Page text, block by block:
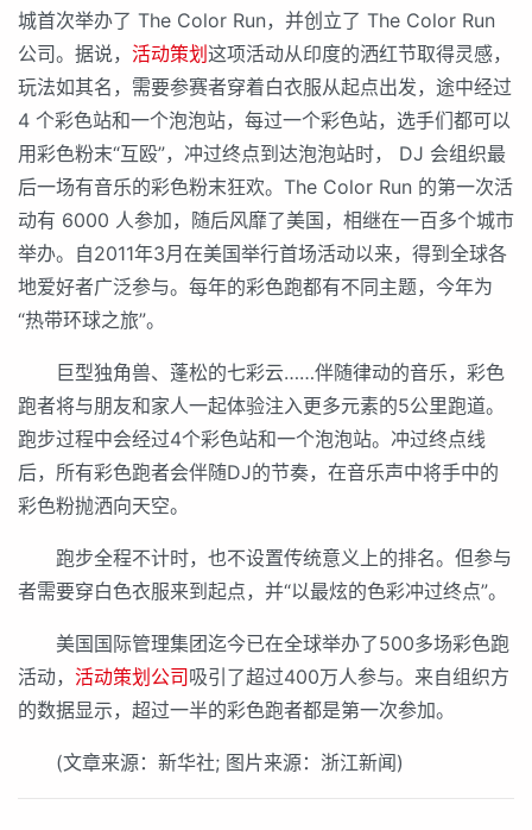
城首次举办了 The Color Run，并创立了 The Color Run
公司。据说， 活动策划这项活动从印度的洒红节取得灵感，
玩法如其名，需要参赛者穿着白衣服从起点出发，途中经过
4 个彩色站和一个泡泡站，每过一个彩色站，选手们都可以
用彩色粉末“互殴”，冲过终点到达泡泡站时， DJ 会组织最
后一场有音乐的彩色粉末狂欢。The Color Run 的第一次活
动有 6000 人参加，随后风靡了美国，相继在一百多个城市
举办。自2011年3月在美国举行首场活动以来，得到全球各
地爱好者广泛参与。每年的彩色跑都有不同主题，今年为
“热带环球之旅”。
巨型独角兽、蓬松的七彩云……伴随律动的音乐，彩色
跑者将与朋友和家人一起体验注入更多元素的5公里跑道。
跑步过程中会经过4个彩色站和一个泡泡站。冲过终点线
后，所有彩色跑者会伴随DJ的节奏，在音乐声中将手中的
彩色粉抛洒向天空。
跑步全程不计时，也不设置传统意义上的排名。但参与
者需要穿白色衣服来到起点，并“以最炫的色彩冲过终点”。
美国国际管理集团迄今已在全球举办了500多场彩色跑
活动， 活动策划公司吸引了超过400万人参与。来自组织方
的数据显示，超过一半的彩色跑者都是第一次参加。
(文章来源：新华社; 图片来源：浙江新闻)